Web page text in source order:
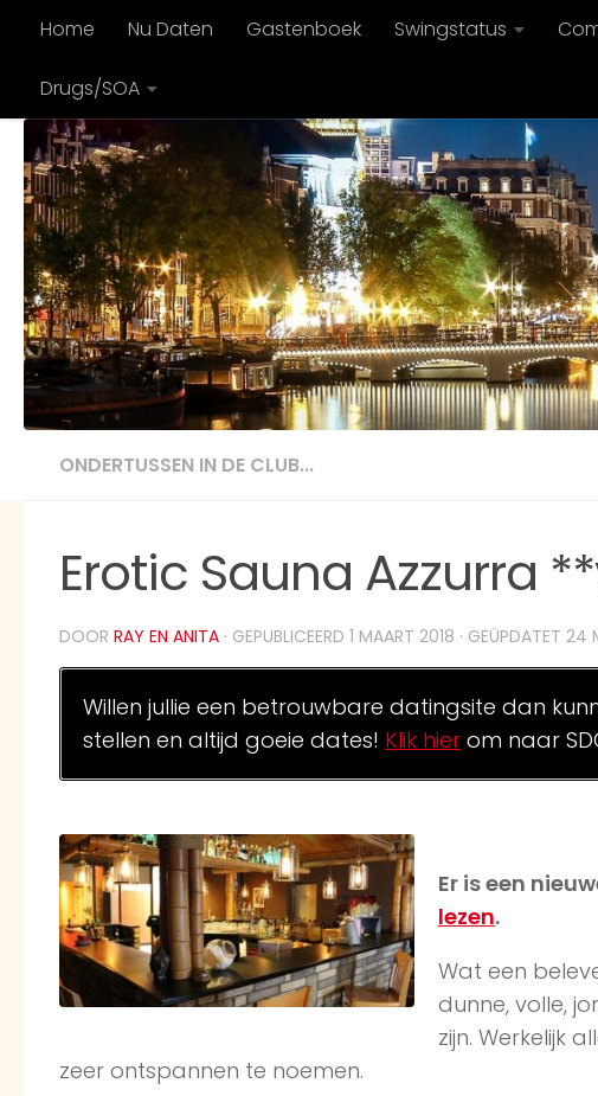
Doorgaan naar inhoud
Home Nu Daten Gastenboek Swingstatus
Drugs/SOA
ONDERTUSSEN IN DE CLUB...
Erotic Sauna Azzurra
DOOR RAY EN ANITA · GEPUBLICEERD 1 MAART 2018 · GEÜPDATET 24
Willen jullie een betrouwbare datingsite dan
stellen en altijd goeie dates! Klik hier om naar
Er is een
lezen.
Wat een
dunne, volle,
zijn. Werkelijk
zeer ontspannen te noemen.